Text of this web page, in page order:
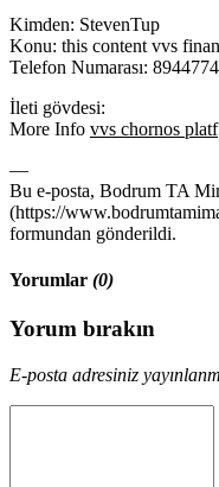
Kimden: StevenTup
Konu: this content vvs
Telefon Numarası:
İleti gövdesi:
More Info vvs chornos platf
—
Bu e-posta, Bodrum TA
(https://
formundan gönderildi.
Yorumlar (0)
Yorum bırakın
E-posta adresiniz